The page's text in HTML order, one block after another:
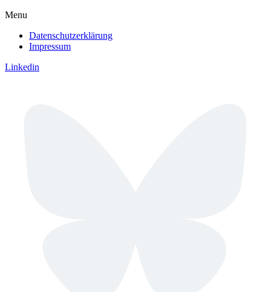
Menu
Datenschutzerklärung
Impressum
Linkedin